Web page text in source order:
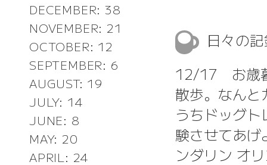
DECEMBER: 38
NOVEMBER: 21
OCTOBER: 12
SEPTEMBER: 6
AUGUST: 19
JULY: 14
JUNE: 8
MAY: 20
APRIL: 24
日々の
12/17 お歳
散歩。なん
うちドッグ
験させてあ
ンダリン オ